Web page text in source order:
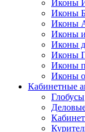
Иконы
Иконы
Иконы
Иконы
Иконы
Иконы
Иконы
Иконы
Кабинетные
Глобусы